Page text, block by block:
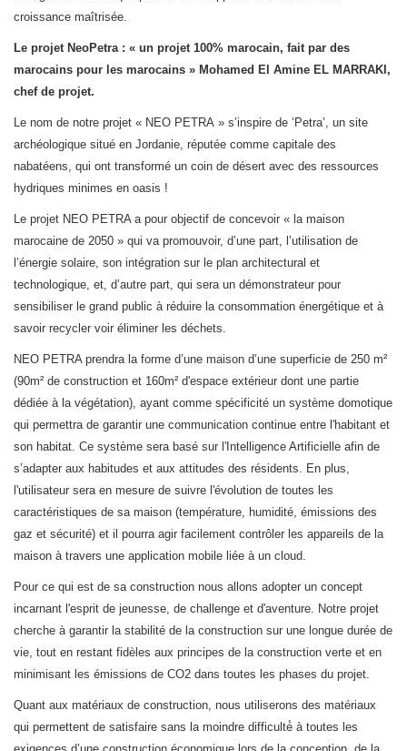
croissance maîtrisée.
Le projet NeoPetra : « un projet 100% marocain, fait par des
marocains pour les marocains » Mohamed El Amine EL MARRAKI,
chef de projet.
Le nom de notre projet « NEO PETRA » s’inspire de ‘Petra’, un site
archéologique situé en Jordanie, réputée comme capitale des
nabatéens, qui ont transformé un coin de désert avec des ressources
hydriques minimes en oasis !
Le projet NEO PETRA a pour objectif de concevoir « la maison
marocaine de 2050 » qui va promouvoir, d’une part, l’utilisation de
l’énergie solaire, son intégration sur le plan architectural et
technologique, et, d’autre part, qui sera un démonstrateur pour
sensibiliser le grand public à réduire la consommation énergétique et à
savoir recycler voir éliminer les déchets.
NEO PETRA prendra la forme d’une maison d’une superficie de 250 m²
(90m² de construction et 160m² d'espace extérieur dont une partie
dédiée à la végétation), ayant comme spécificité un système domotique
qui permettra de garantir une communication continue entre l'habitant et
son habitat. Ce système sera basé sur l'Intelligence Artificielle afin de
s’adapter aux habitudes et aux attitudes des résidents. En plus,
l'utilisateur sera en mesure de suivre l'évolution de toutes les
caractéristiques de sa maison (température, humidité, émissions des
gaz et sécurité) et il pourra agir facilement contrôler les appareils de la
maison à travers une application mobile liée à un cloud.
Pour ce qui est de sa construction nous allons adopter un concept
incarnant l'esprit de jeunesse, de challenge et d'aventure. Notre projet
cherche à garantir la stabilité de la construction sur une longue durée de
vie, tout en restant fidèles aux principes de la construction verte et en
minimisant les émissions de CO2 dans toutes les phases du projet.
Quant aux matériaux de construction, nous utiliserons des matériaux
qui permettent de satisfaire sans la moindre difficulté́ à toutes les